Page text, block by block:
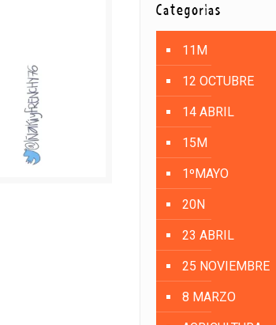
Categorías
11M
12 OCTUBRE
14 ABRIL
15M
1ºMAYO
20N
23 ABRIL
25 NOVIEMBRE
8 MARZO